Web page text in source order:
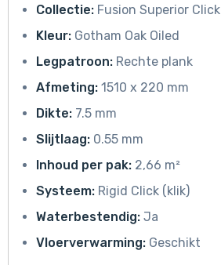
Collectie: Fusion Superior Click
Kleur: Gotham Oak Oiled
Legpatroon: Rechte plank
Afmeting: 1510 x 220 mm
Dikte: 7.5 mm
Slijtlaag: 0.55 mm
Inhoud per pak: 2,66 m²
Systeem: Rigid Click (klik)
Waterbestendig: Ja
Vloerverwarming: Geschikt